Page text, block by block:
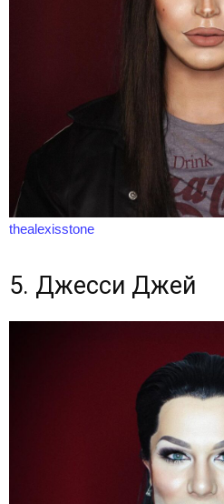
thealexisstone
5. Джесси Джей